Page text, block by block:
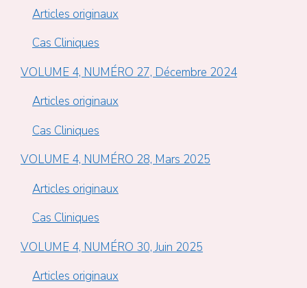
Articles originaux
Cas Cliniques
VOLUME 4, NUMÉRO 27, Décembre 2024
Articles originaux
Cas Cliniques
VOLUME 4, NUMÉRO 28, Mars 2025
Articles originaux
Cas Cliniques
VOLUME 4, NUMÉRO 30, Juin 2025
Articles originaux